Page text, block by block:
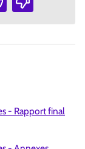
- Rapport final
fenêtre)